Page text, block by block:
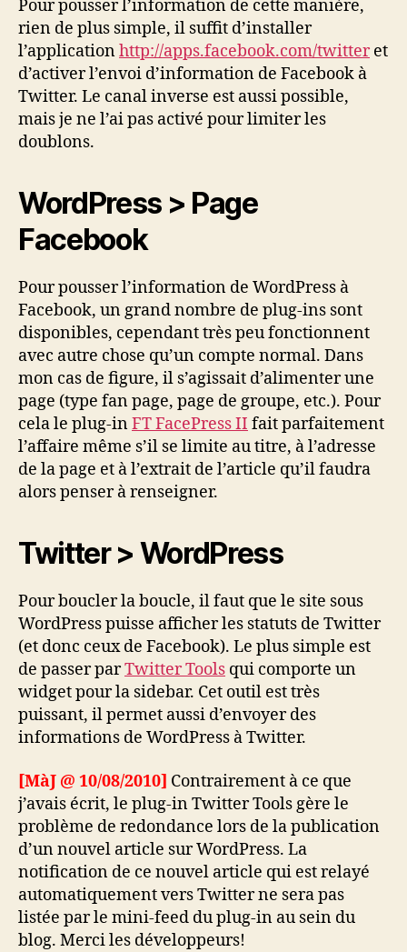
Pour pousser l’information de cette manière,
rien de plus simple, il suffit d’installer
l’applicationhttp://apps.facebook.com/twitteret
d’activer l’envoi d’information de Facebook à
Twitter. Le canal inverse est aussi possible,
mais je ne l’ai pas activé pour limiter les
doublons.
WordPress > Page
Facebook
Pour pousser l’information de WordPress à
Facebook, un grand nombre de plug-ins sont
disponibles, cependant très peu fonctionnent
avec autre chose qu’un compte normal. Dans
mon cas de figure, il s’agissait d’alimenter une
page (type fan page, page de groupe, etc.). Pour
cela le plug-inFT FacePress II fait parfaitement
l’affaire même s’il se limite au titre, à l’adresse
de la page et à l’extrait de l’article qu’il faudra
alors penser à renseigner.
Twitter > WordPress
Pour boucler la boucle, il faut que le site sous
WordPress puisse afficher les statuts de Twitter
(et donc ceux de Facebook). Le plus simple est
de passer parTwitter Tools qui comporte un
widget pour la sidebar. Cet outil est très
puissant, il permet aussi d’envoyer des
informations de WordPress à Twitter.
[MàJ @ 10/08/2010] Contrairement à ce que
j’avais écrit, le plug-in Twitter Tools gère le
problème de redondance lors de la publication
d’un nouvel article sur WordPress. La
notification de ce nouvel article qui est relayé
automatiquement vers Twitter ne sera pas
listée par le mini-feed du plug-in au sein du
blog. Merci les développeurs!